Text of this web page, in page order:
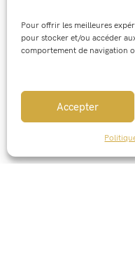
Pour offrir les meilleures
pour stocker et/ou accéder
comportement de navigation
Accepter
Partager